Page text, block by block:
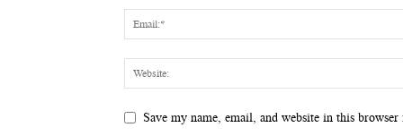
Save my name, email, and website in this